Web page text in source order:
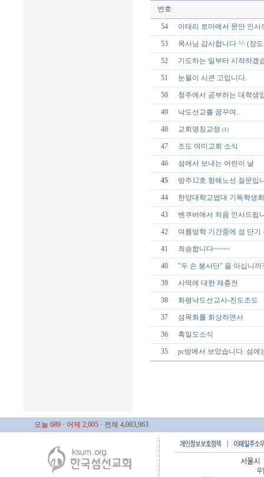
번호
54 이태리 로마에서 문안 인사
53 목사님 감사합니다 ^^ (장
52 기도하는 일부터 시작하겠
51 눈물이 시큰 고입니다.
50 청주에서 공부하는 대학생
49 낙도선교를 꿈꾸며..
48 교회명칭교정 (1)
47 조도 여미교회 소식
46 섬에서 보내는 어린이 날
45 방주12호 항해노선 질문입
44 한양대학교법대 기독학생
43 벤쿠버에서 처음 인사드립
42 여름방학 기간중에 섬 단기
41 죄송합니다~~~~
40 "두 손 봉사단" 을 아십니까?
39 사역에 대한 재충전
38 화평낙도선교사-진도조도
37 섬목회를 회상하면서
36 흑일도소식
35 pc방에서 보았습니다. 섬에
오늘 689 · 어제 2,005 · 전체 4,083,963